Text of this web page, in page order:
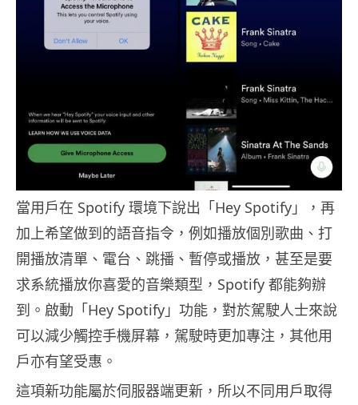
當用戶在 Spotify 環境下說出「Hey Spotify」，再
加上希望做到的語音指令，例如播放個別歌曲、打
開播放清單、電台、跳播、暫停或播放，甚至是要
求系統播放你喜愛的音樂類型，Spotify 都能夠辦
到。啟動「Hey Spotify」功能，對於駕駛人士來說
可以減少觸控手機屏幕，駕駛時更加專注，其他用
戶亦有望受惠。
這項新功能屬於伺服器端更新，所以不同用戶取得